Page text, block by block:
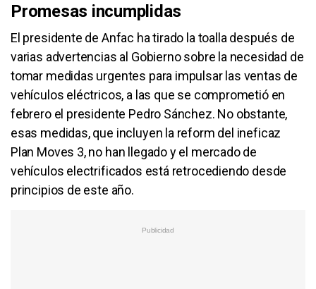
Promesas incumplidas
El presidente de Anfac ha tirado la toalla después de
varias advertencias al Gobierno sobre la necesidad de
tomar medidas urgentes para impulsar las ventas de
vehículos eléctricos, a las que se comprometió en
febrero el presidente Pedro Sánchez. No obstante,
esas medidas, que incluyen la reform del ineficaz
Plan Moves 3, no han llegado y el mercado de
vehículos electrificados está retrocediendo desde
principios de este año.